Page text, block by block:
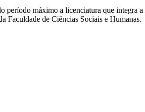
período máximo a licenciatura que integra a
Faculdade de Ciências Sociais e Humanas.